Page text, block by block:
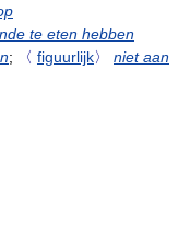
te eten hebben
; 〈 figuurlijk〉
niet aan